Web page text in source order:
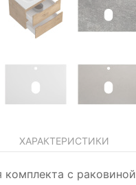
ХАРАКТЕРИСТИКИ
комплекта с раковиной